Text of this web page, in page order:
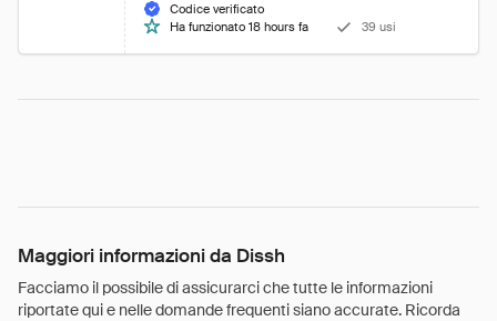
Codice verificato
Ha funzionato 18 hours fa
39 usi
Maggiori informazioni da Dissh
Facciamo il possibile di assicurarci che tutte le informazioni
riportate qui e nelle domande frequenti siano accurate. Ricorda